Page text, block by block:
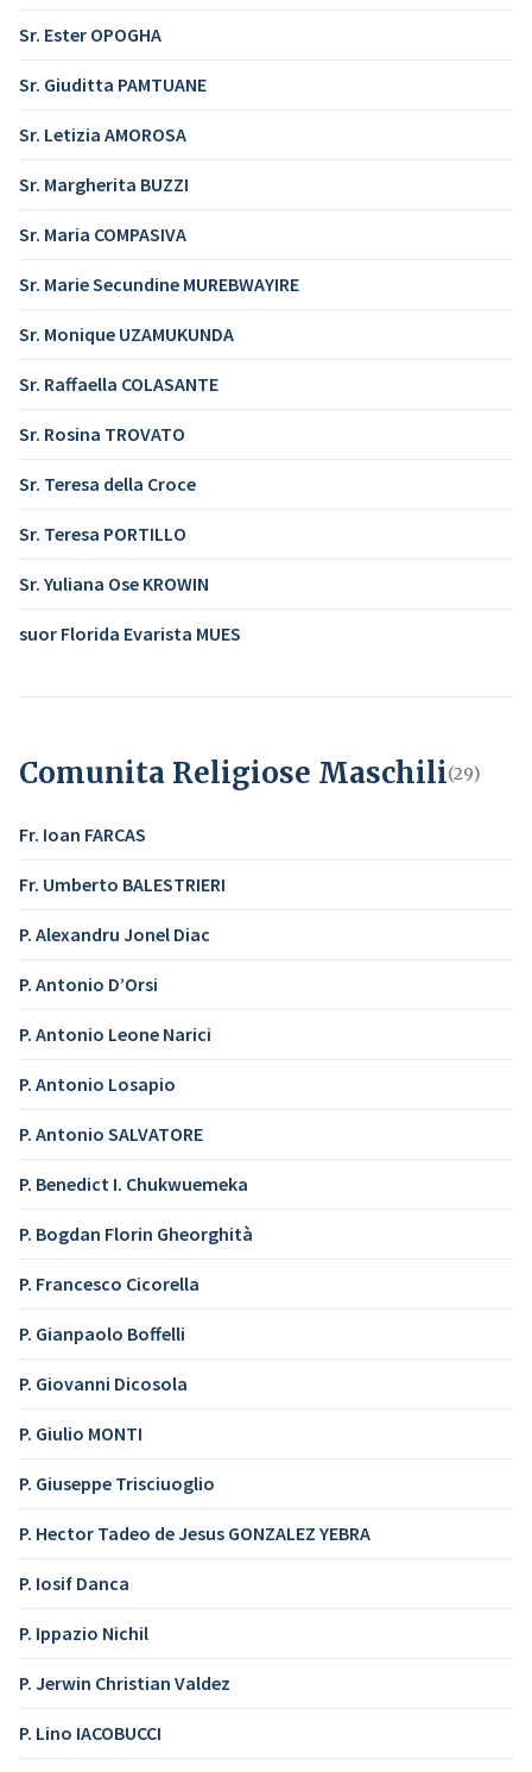
Sr. Ester OPOGHA
Sr. Giuditta PAMTUANE
Sr. Letizia AMOROSA
Sr. Margherita BUZZI
Sr. Maria COMPASIVA
Sr. Marie Secundine MUREBWAYIRE
Sr. Monique UZAMUKUNDA
Sr. Raffaella COLASANTE
Sr. Rosina TROVATO
Sr. Teresa della Croce
Sr. Teresa PORTILLO
Sr. Yuliana Ose KROWIN
suor Florida Evarista MUES
Comunita Religiose Maschili(29)
Fr. Ioan FARCAS
Fr. Umberto BALESTRIERI
P. Alexandru Jonel Diac
P. Antonio D’Orsi
P. Antonio Leone Narici
P. Antonio Losapio
P. Antonio SALVATORE
P. Benedict I. Chukwuemeka
P. Bogdan Florin Gheorghità
P. Francesco Cicorella
P. Gianpaolo Boffelli
P. Giovanni Dicosola
P. Giulio MONTI
P. Giuseppe Trisciuoglio
P. Hector Tadeo de Jesus GONZALEZ YEBRA
P. Iosif Danca
P. Ippazio Nichil
P. Jerwin Christian Valdez
P. Lino IACOBUCCI